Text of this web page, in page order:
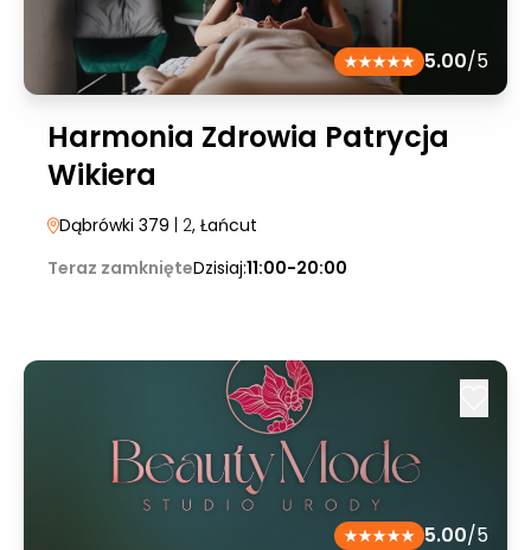
5.00/5
Harmonia Zdrowia Patrycja
Wikiera
Dąbrówki 379 | 2, Łańcut
Teraz zamknięteDzisiaj:11:00-20:00
5.00/5